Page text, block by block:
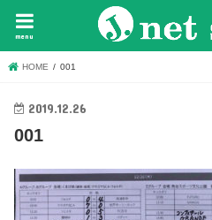
menu
HOME 001
2019.12.26
001